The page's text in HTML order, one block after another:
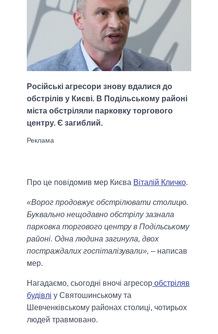
Російські агресори знову вдалися до
обстрілів у Києві. В Подільському районі
міста обстріляли парковку торгового
центру. Є загиблий.
Про це повідомив мер Києва Віталій Кличко.
«Ворог продовжує обстрілювати столицю.
Буквально нещодавно обстрілу зазнала
парковка торгового центру в Подільському
районі. Одна людина загинула, двох
постраждалих госпіталізували», – написав
мер.
Нагадаємо, сьогодні вночі агресор обстріляв
будівлі у Святошинському та
Шевченківському районах столиці, чотирьох
людей травмовано.